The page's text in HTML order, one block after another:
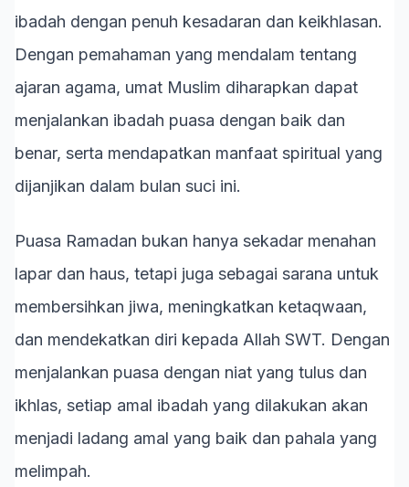
ibadah dengan penuh kesadaran dan keikhlasan.
Dengan pemahaman yang mendalam tentang
ajaran agama, umat Muslim diharapkan dapat
menjalankan ibadah puasa dengan baik dan
benar, serta mendapatkan manfaat spiritual yang
dijanjikan dalam bulan suci ini.
Puasa Ramadan bukan hanya sekadar menahan
lapar dan haus, tetapi juga sebagai sarana untuk
membersihkan jiwa, meningkatkan ketaqwaan,
dan mendekatkan diri kepada Allah SWT. Dengan
menjalankan puasa dengan niat yang tulus dan
ikhlas, setiap amal ibadah yang dilakukan akan
menjadi ladang amal yang baik dan pahala yang
melimpah.